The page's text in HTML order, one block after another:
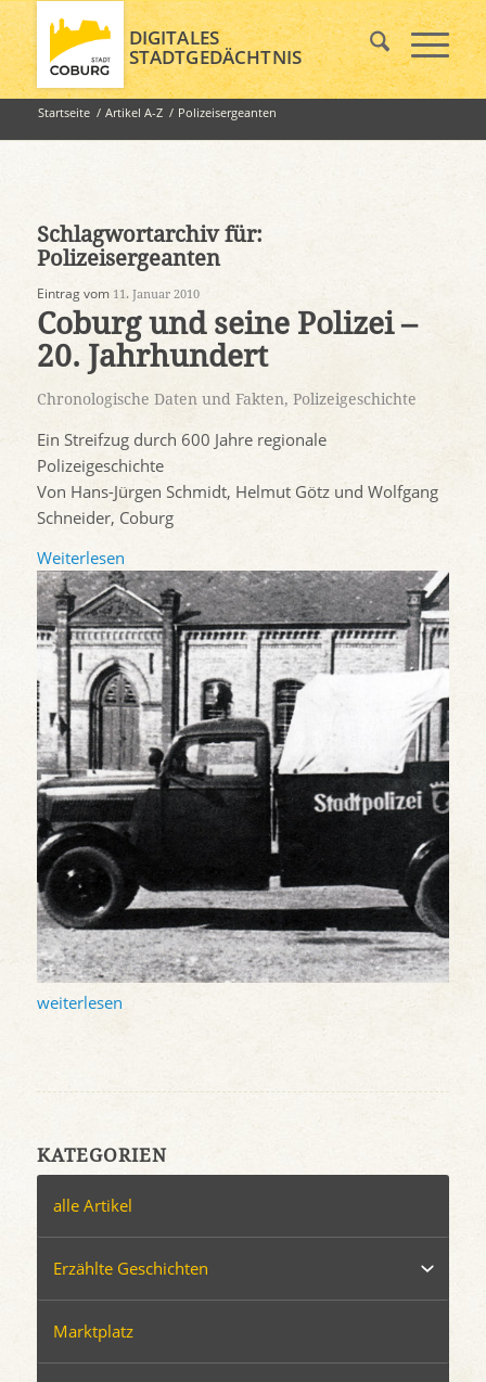
DIGITALES
STADTGEDÄCHTNIS
Startseite / Artikel A-Z / Polizeisergeanten
Schlagwortarchiv für:
Polizeisergeanten
Eintrag vom 11. Januar 2010
Coburg und seine Polizei –
20. Jahrhundert
Chronologische Daten und Fakten, Polizeigeschichte
Ein Streifzug durch 600 Jahre regionale
Polizeigeschichte
Von Hans-Jürgen Schmidt, Helmut Götz und Wolfgang
Schneider, Coburg
Weiterlesen
weiterlesen
KATEGORIEN
alle Artikel
Erzählte Geschichten
Marktplatz